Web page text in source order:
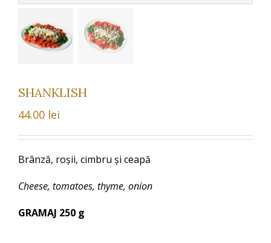
SHANKLISH
44.00 lei
Brânză, roșii, cimbru și ceapă
Cheese, tomatoes, thyme, onion
GRAMAJ 250 g